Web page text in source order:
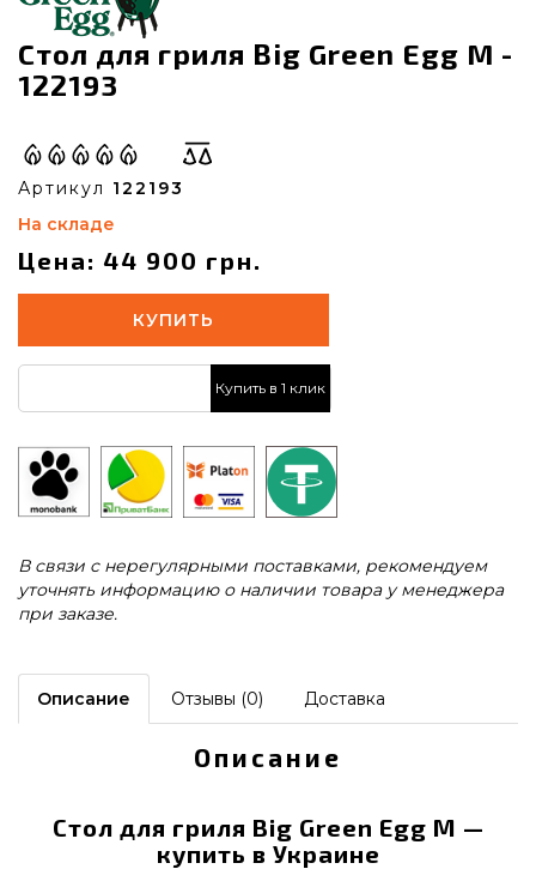
Стол для гриля Big Green Egg М -
122193
Артикул 122193
На складе
Цена: 44 900 грн.
КУПИТЬ
Купить в 1 клик
В связи с нерегулярными поставками, рекомендуем
уточнять информацию о наличии товара у менеджера
при заказе.
Описание Отзывы (0) Доставка
Описание
Стол для гриля Big Green Egg М —
купить в Украине